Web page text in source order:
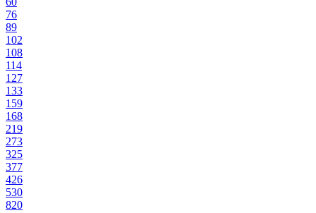
76
89
102
108
114
127
133
159
168
219
273
325
377
426
530
820